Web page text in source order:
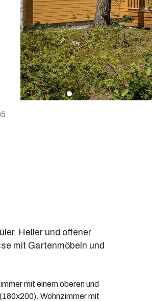
Heller und offener
mit Gartenmöbeln und
mit einem oberen und
Wohnzimmer mit